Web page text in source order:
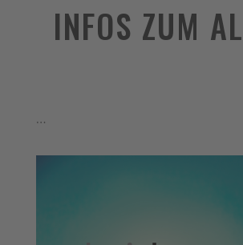
INFOS ZUM
…